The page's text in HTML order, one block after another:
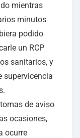
mientras
minutos
podido
un RCP
sanitarios, y
supervicencia
de aviso
ocasiones,
ocurre